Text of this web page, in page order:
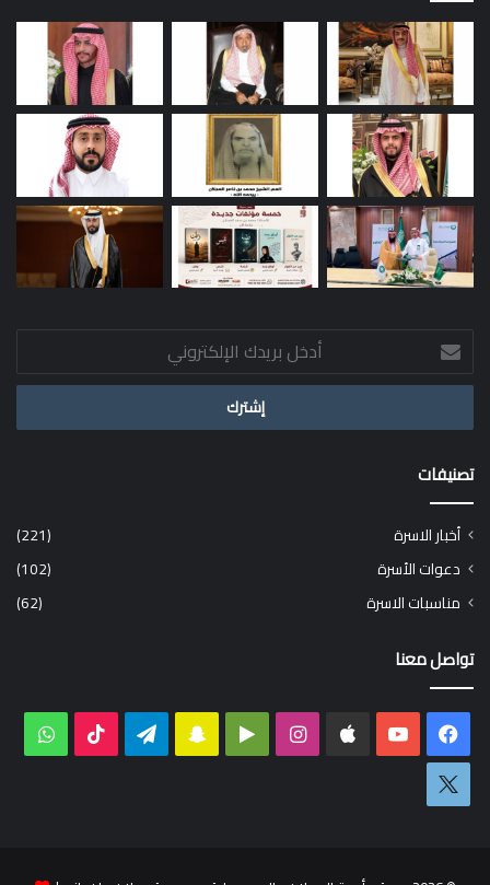
أدخل
بريدك
الإلكتروني
تصنيفات
أخبار الاسرة
(221)
دعوات الأسرة
(102)
مناسبات الاسرة
(62)
تواصل معنا
فيسبوك ‫YouTube انستقرام ‏Google سناب
تيلقرام ‫TikTok